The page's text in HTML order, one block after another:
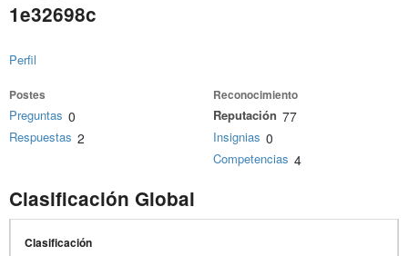
1e32698c
Perfil
Postes
Preguntas 0
Respuestas 2
Reconocimiento
Reputación 77
Insignias 0
Competencias 4
Clasificación Global
Clasificación